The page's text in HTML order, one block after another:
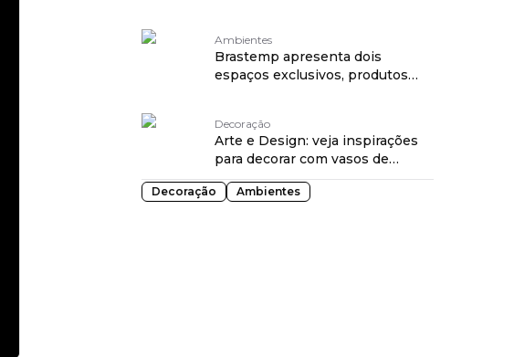
Ambientes
Brastemp apresenta dois
espaços exclusivos, produtos
Decoração
Arte e Design: veja inspirações
para decorar com vasos de
cerâmica
Decoração Ambientes